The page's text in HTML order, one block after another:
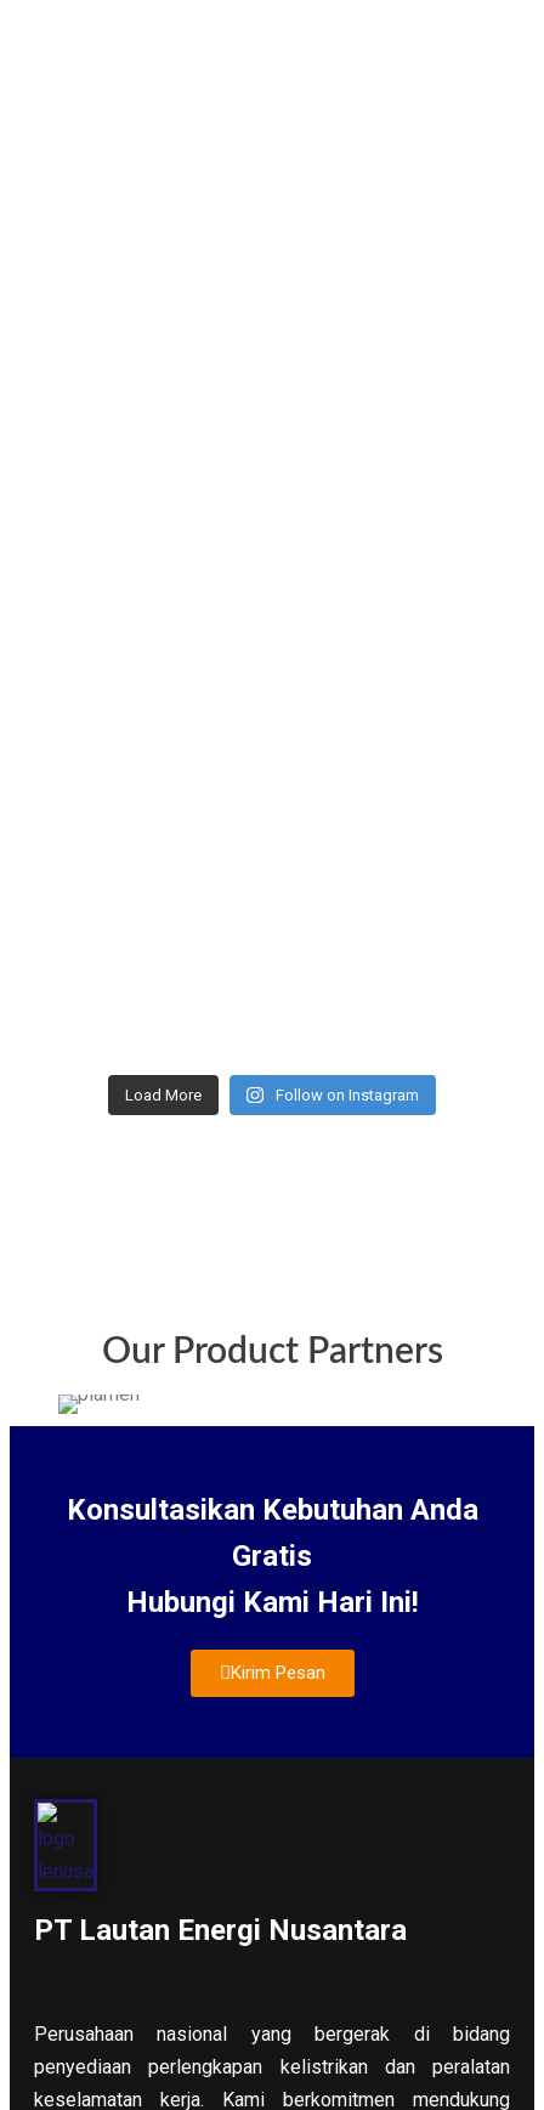
Load More Follow on Instagram
Our Product Partners
Konsultasikan Kebutuhan Anda
Gratis
Hubungi Kami Hari Ini!
Kirim Pesan
PT Lautan Energi Nusantara
Perusahaan nasional yang bergerak di bidang
penyediaan perlengkapan kelistrikan dan peralatan
keselamatan kerja. Kami berkomitmen mendukung